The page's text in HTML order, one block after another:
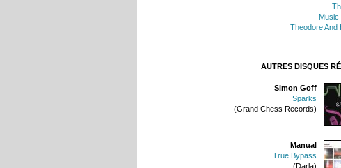
Music
Theodore And
AUTRES DISQUES
Simon Goff
Sparks
(Grand Chess Records)
Manual
True Bypass
(Darla)